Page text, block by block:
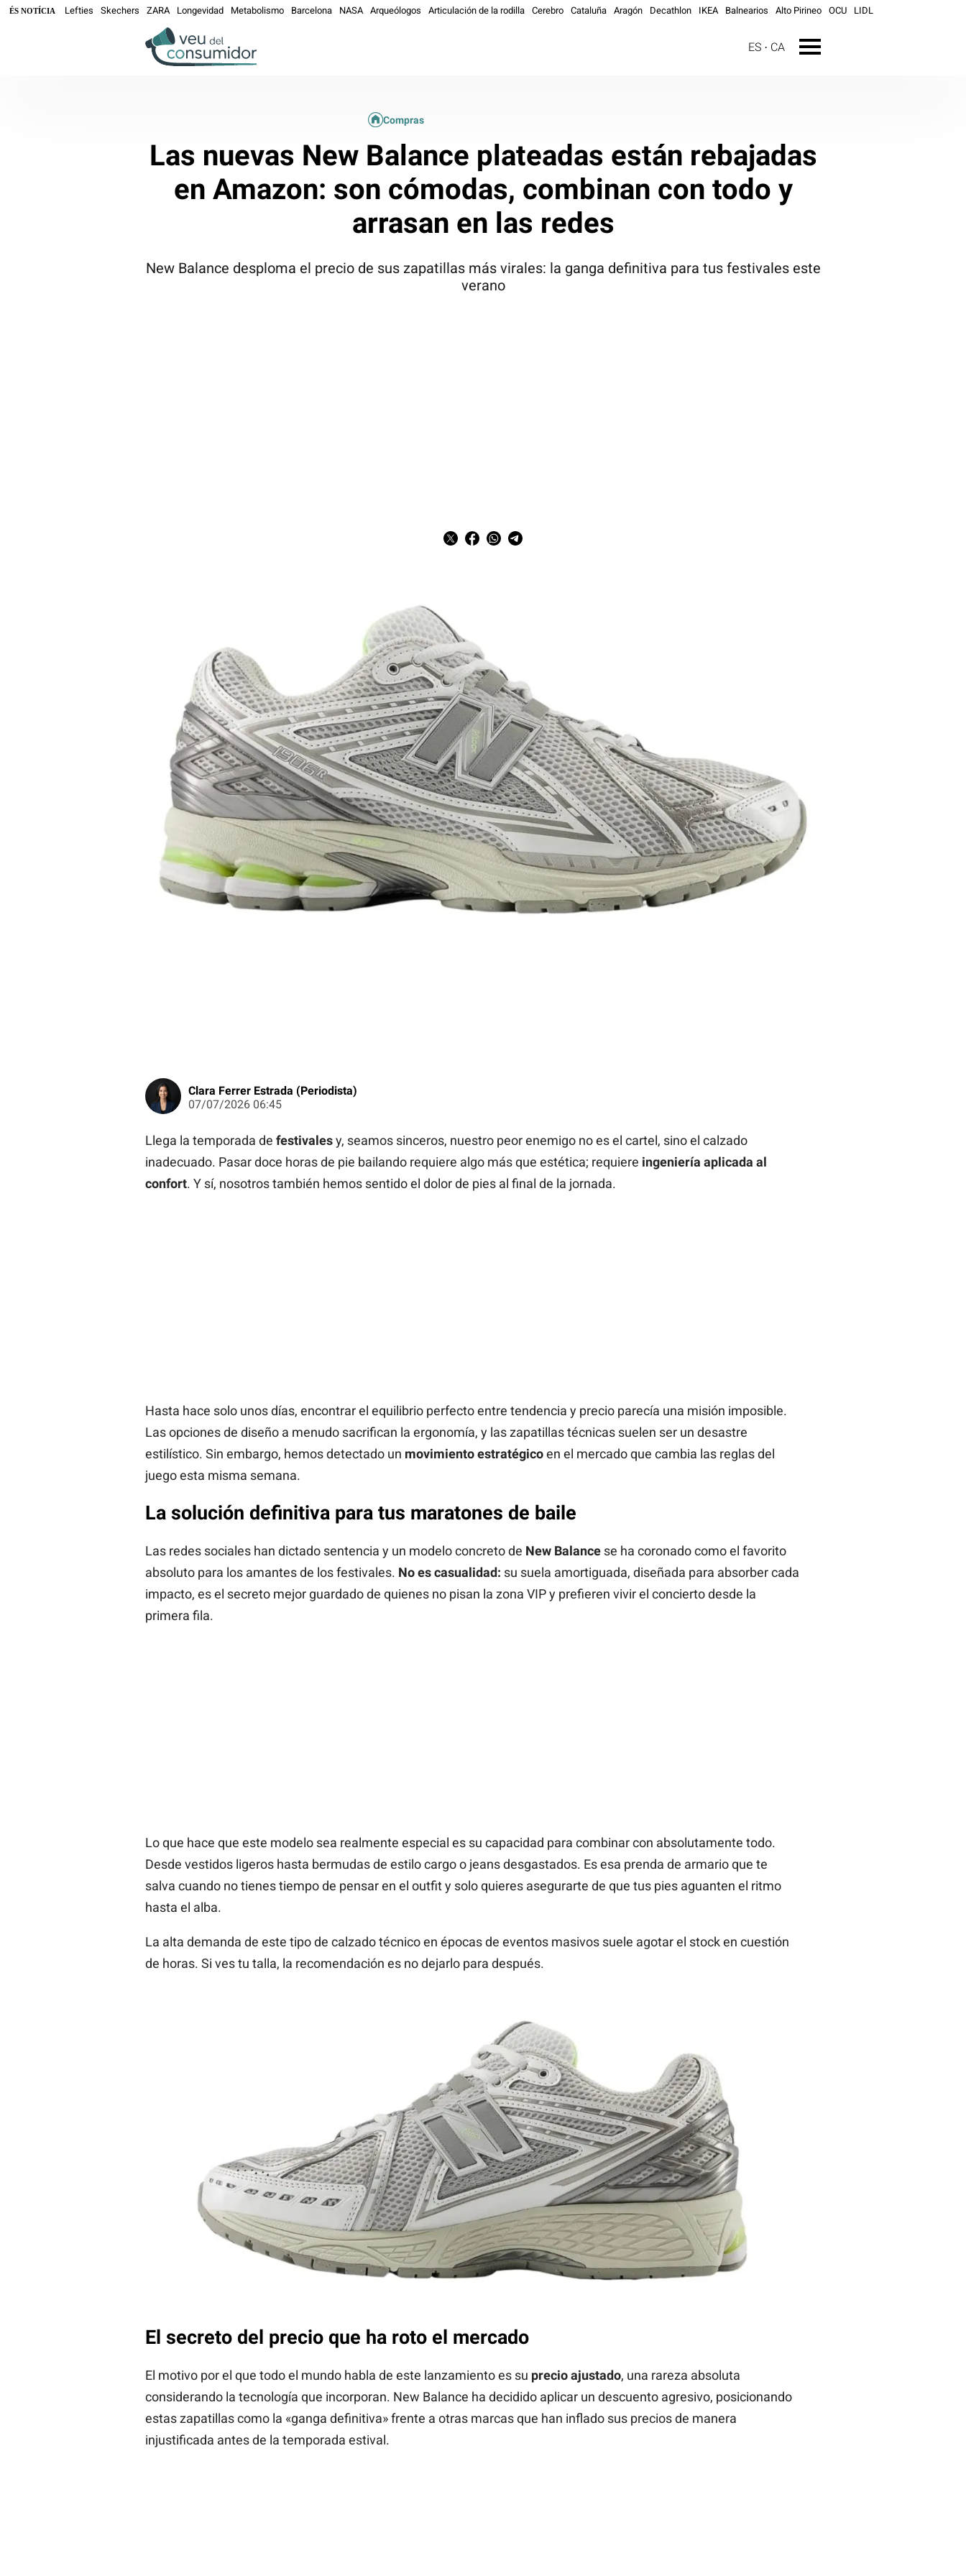
ÉS NOTÍCIA Lefties Skechers ZARA Longevidad Metabolismo Barcelona NASA Arqueólogos Articulación de la rodilla Cerebro Cataluña Aragón Decathlon IKEA Balnearios Alto Pirineo OCU LIDL
ES CA
Compras
Las nuevas New Balance plateadas están rebajadas
en Amazon: son cómodas, combinan con todo y
arrasan en las redes
New Balance desploma el precio de sus zapatillas más virales: la ganga definitiva para tus festivales este
verano
Clara Ferrer Estrada (Periodista)
07/07/2026 06:45
Llega la temporada de festivalesy, seamos sinceros, nuestro peor enemigo no es el cartel, sino el calzado
inadecuado. Pasar doce horas de pie bailando requiere algo más que estética; requiere ingeniería aplicada al
confort. Y sí, nosotros también hemos sentido el dolor de pies al final de la jornada.
Hasta hace solo unos días, encontrar el equilibrio perfecto entre tendencia y precio parecía una misión imposible.
Las opciones de diseño a menudo sacrifican la ergonomía, y las zapatillas técnicas suelen ser un desastre
estilístico. Sin embargo, hemos detectado un movimiento estratégicoen el mercado que cambia las reglas del
juego esta misma semana.
La solución definitiva para tus maratones de baile
Las redes sociales han dictado sentencia y un modelo concreto de New Balancese ha coronado como el favorito
absoluto para los amantes de los festivales. No es casualidad: su suela amortiguada, diseñada para absorber cada
impacto, es el secreto mejor guardado de quienes no pisan la zona VIP y prefieren vivir el concierto desde la
primera fila.
Lo que hace que este modelo sea realmente especial es su capacidad para combinar con absolutamente todo.
Desde vestidos ligeros hasta bermudas de estilo cargo o jeans desgastados. Es esa prenda de armario que te
salva cuando no tienes tiempo de pensar en el outfit y solo quieres asegurarte de que tus pies aguanten el ritmo
hasta el alba.
La alta demanda de este tipo de calzado técnico en épocas de eventos masivos suele agotar el stock en cuestión
de horas. Si ves tu talla, la recomendación es no dejarlo para después.
El secreto del precio que ha roto el mercado
El motivo por el que todo el mundo habla de este lanzamiento es su precio ajustado, una rareza absoluta
considerando la tecnología que incorporan. New Balance ha decidido aplicar un descuento agresivo, posicionando
estas zapatillas como la «ganga definitiva» frente a otras marcas que han inflado sus precios de manera
injustificada antes de la temporada estival.